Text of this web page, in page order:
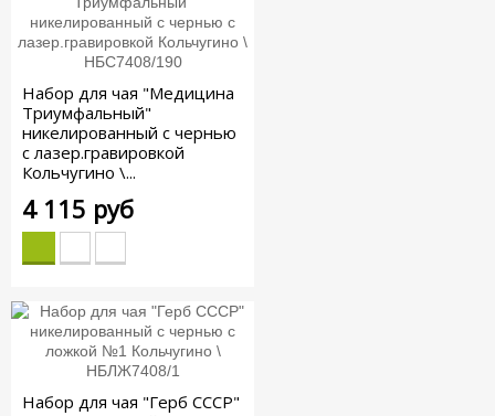
Набор для чая "Медицина
Триумфальный"
никелированный с чернью
с лазер.гравировкой
Кольчугино \...
4 115 руб
Набор для чая "Герб СССР"